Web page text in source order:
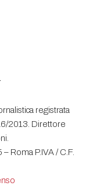
registrata
2013. Direttore
Roma P.IVA / C.F.